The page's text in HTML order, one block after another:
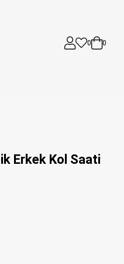
0 0
Erkek Kol Saati